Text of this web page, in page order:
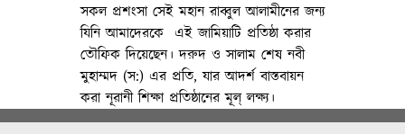
সকল প্রশংসা সেই মহান রাব্বুল আলামীনের জন্য
যিনি আমাদেরকে এই জামিয়াটি প্রতিষ্ঠা করার
তৌফিক দিয়েছেন। দরুদ ও সালাম শেষ নবী
মুহাম্মদ (স:) এর প্রতি, যার আদর্শ বাস্তবায়ন
করা নূরানী শিক্ষা প্রতিষ্ঠানের মূল্ লক্ষ্য।